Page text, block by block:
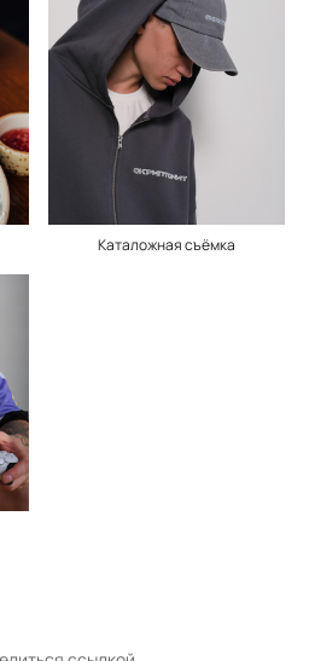
Каталожная съёмка